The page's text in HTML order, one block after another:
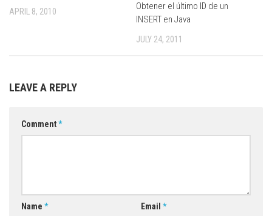
APRIL 8, 2010
Obtener el último ID de un
INSERT en Java
JULY 24, 2011
LEAVE A REPLY
Comment*
Name * Email *